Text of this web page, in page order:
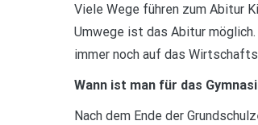
Viele Wege führen zum Abitur
Umwege ist das Abitur
immer noch auf das
Wann ist man für das
Nach dem Ende der